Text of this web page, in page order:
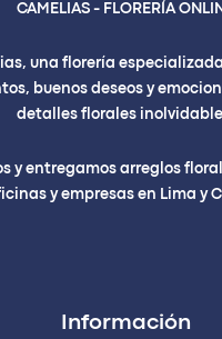
CAMELIAS - FLORERÍA
una florería
buenos deseos y
detalles florales
y entregamos arreglos
y empresas en Lima y
Información